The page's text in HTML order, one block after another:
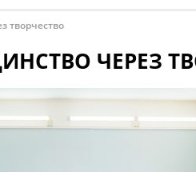
творчество
ЧЕРЕЗ